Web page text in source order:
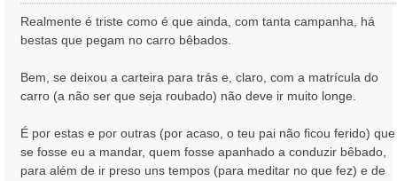
n
e
m
Realmente é triste como é que ainda, com tanta campanha, há
bestas que pegam no carro bêbados.
Bem, se deixou a carteira para trás e, claro, com a matrícula do
carro (a não ser que seja roubado) não deve ir muito longe.
É por estas e por outras (por acaso, o teu pai não ficou ferido) que
se fosse eu a mandar, quem fosse apanhado a conduzir bêbado,
para além de ir preso uns tempos (para meditar no que fez) e de